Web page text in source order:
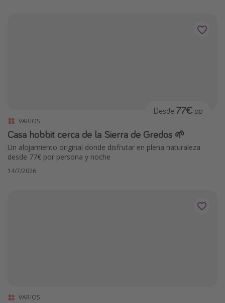
VARIOS
Casa hobbit cerca de la Sierra de Gredos 🌱
Un alojamiento original donde disfrutar en plena naturaleza
desde 77€ por persona y noche
Desde 77€ pp
14/7/2026
VARIOS